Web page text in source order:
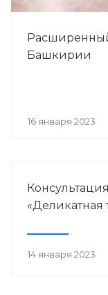
Башкирии
16 января 2023
14 января 2023